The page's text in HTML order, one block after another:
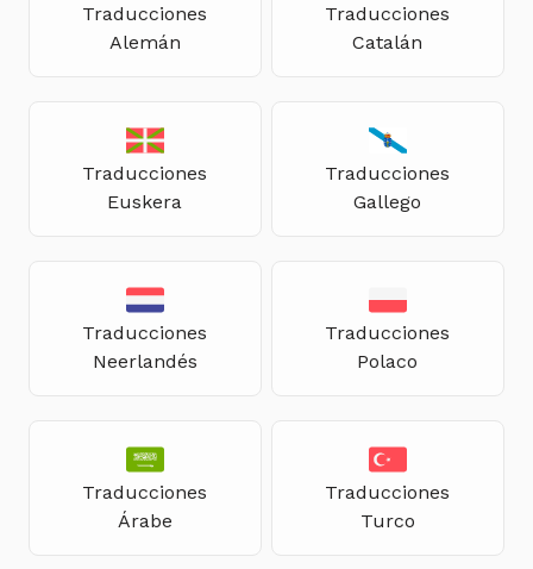
Traducciones
Alemán
Traducciones
Catalán
Traducciones
Euskera
Traducciones
Gallego
Traducciones
Neerlandés
Traducciones
Polaco
Traducciones
Árabe
Traducciones
Turco